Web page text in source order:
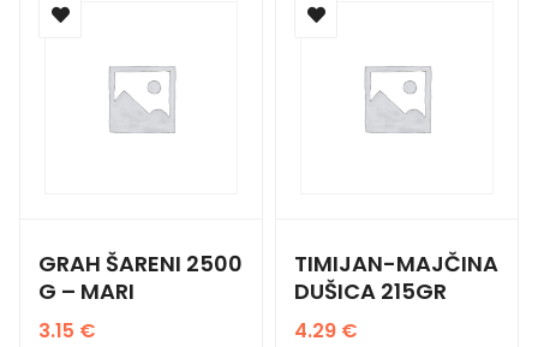
GRAH ŠARENI 2500
G – MARI
3.15 €
TIMIJAN-MAJČINA
DUŠICA 215GR
4.29 €